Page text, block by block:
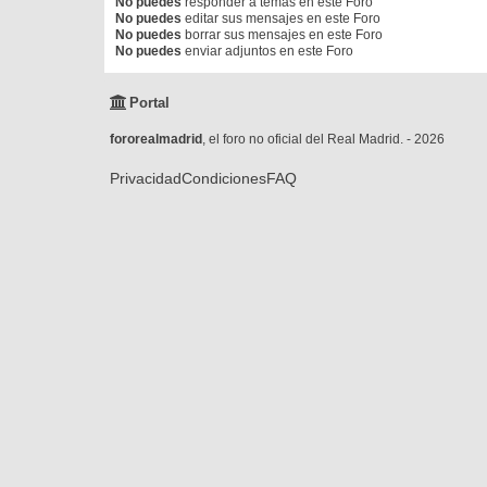
No puedes editar sus mensajes en este Foro
No puedes borrar sus mensajes en este Foro
No puedes enviar adjuntos en este Foro
Portal
fororealmadrid , el foro no oficial del Real Madrid. - 2026
PrivacidadCondicionesFAQ